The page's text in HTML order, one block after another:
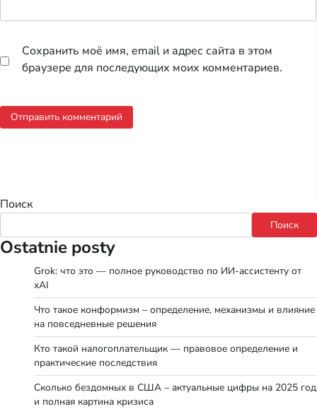
Сохранить моё имя, email и адрес сайта в этом
браузере для последующих моих комментариев.
Поиск
Поиск
Ostatnie posty
Grok: что это — полное руководство по ИИ-ассистенту от
xAI
Что такое конформизм – определение, механизмы и влияние
на повседневные решения
Кто такой налогоплательщик — правовое определение и
практические последствия
Сколько бездомных в США – актуальные цифры на 2025 год
и полная картина кризиса